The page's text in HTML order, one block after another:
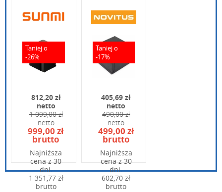
Wielkość znaków:
Kody kreskowe:
Wymiary (SxGxW):
Warunki pracy:
Obcinacz:
Wpisz poniżej swoje pytanie
Wpisz kod widoczny na obrazku:
Taniej o
-26%
812,20 zł
netto
1 099,00 zł
netto
999,00 zł
brutto
Najniższa
cena z 30
dni:
1 351,77 zł
brutto
Taniej o
-17%
405,69 zł
netto
490,00 zł
netto
499,00 zł
brutto
Najniższa
cena z 30
dni:
602,70 zł
brutto